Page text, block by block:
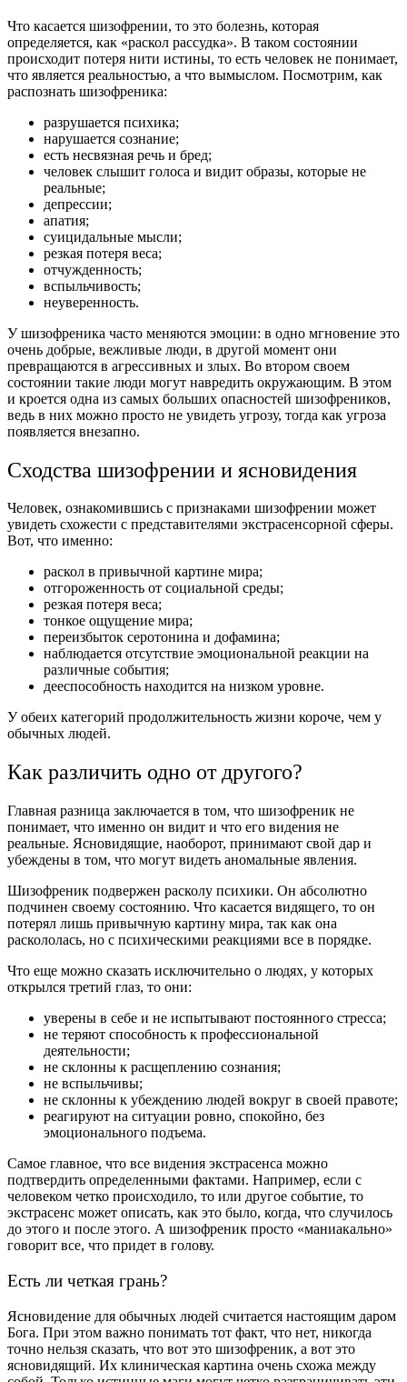
Что касается шизофрении, то это болезнь, которая
определяется, как «раскол рассудка». В таком состоянии
происходит потеря нити истины, то есть человек не понимает,
что является реальностью, а что вымыслом. Посмотрим, как
распознать шизофреника:
разрушается психика;
нарушается сознание;
есть несвязная речь и бред;
человек слышит голоса и видит образы, которые не
реальные;
депрессии;
апатия;
суицидальные мысли;
резкая потеря веса;
отчужденность;
вспыльчивость;
неуверенность.
У шизофреника часто меняются эмоции: в одно мгновение это
очень добрые, вежливые люди, в другой момент они
превращаются в агрессивных и злых. Во втором своем
состоянии такие люди могут навредить окружающим. В этом
и кроется одна из самых больших опасностей шизофреников,
ведь в них можно просто не увидеть угрозу, тогда как угроза
появляется внезапно.
Сходства шизофрении и ясновидения
Человек, ознакомившись с признаками шизофрении может
увидеть схожести с представителями экстрасенсорной сферы.
Вот, что именно:
раскол в привычной картине мира;
отгороженность от социальной среды;
резкая потеря веса;
тонкое ощущение мира;
переизбыток серотонина и дофамина;
наблюдается отсутствие эмоциональной реакции на
различные события;
дееспособность находится на низком уровне.
У обеих категорий продолжительность жизни короче, чем у
обычных людей.
Как различить одно от другого?
Главная разница заключается в том, что шизофреник не
понимает, что именно он видит и что его видения не
реальные. Ясновидящие, наоборот, принимают свой дар и
убеждены в том, что могут видеть аномальные явления.
Шизофреник подвержен расколу психики. Он абсолютно
подчинен своему состоянию. Что касается видящего, то он
потерял лишь привычную картину мира, так как она
раскололась, но с психическими реакциями все в порядке.
Что еще можно сказать исключительно о людях, у которых
открылся третий глаз, то они:
уверены в себе и не испытывают постоянного стресса;
не теряют способность к профессиональной
деятельности;
не склонны к расщеплению сознания;
не вспыльчивы;
не склонны к убеждению людей вокруг в своей правоте;
реагируют на ситуации ровно, спокойно, без
эмоционального подъема.
Самое главное, что все видения экстрасенса можно
подтвердить определенными фактами. Например, если с
человеком четко происходило, то или другое событие, то
экстрасенс может описать, как это было, когда, что случилось
до этого и после этого. А шизофреник просто «маниакально»
говорит все, что придет в голову.
Есть ли четкая грань?
Ясновидение для обычных людей считается настоящим даром
Бога. При этом важно понимать тот факт, что нет, никогда
точно нельзя сказать, что вот это шизофреник, а вот это
ясновидящий. Их клиническая картина очень схожа между